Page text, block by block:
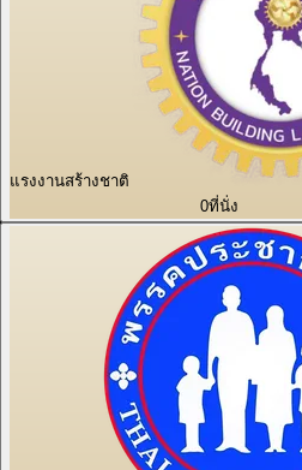
แรงงานสร้างชาติ
0ที่นั่ง